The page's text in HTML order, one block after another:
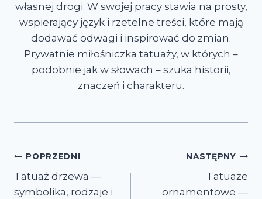
własnej drogi. W swojej pracy stawia na prosty,
wspierający język i rzetelne treści, które mają
dodawać odwagi i inspirować do zmian.
Prywatnie miłośniczka tatuaży, w których –
podobnie jak w słowach – szuka historii,
znaczeń i charakteru.
Nawigacja
wpisu
POPRZEDNI
Tatuaż drzewa —
symbolika, rodzaje i
NASTĘPNY
Tatuaże
ornamentowe —